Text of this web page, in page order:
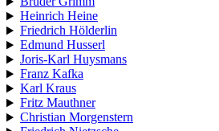
Heinrich Heine
Friedrich Hölderlin
Edmund Husserl
Joris-Karl Huysmans
Franz Kafka
Karl Kraus
Fritz Mauthner
Christian Morgenstern